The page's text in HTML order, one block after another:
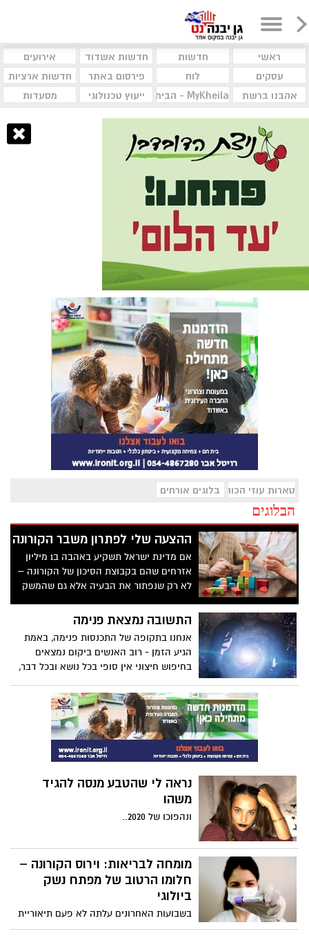
ראשי חדשות חדשות אשדוד
אירועים
עסקים
לוח פירסום באתר
חדשות ארציות
אהבנו ברשת
MyKheila - הבית לעסקים וקהילות ייעוץ טכנולוגי מסעדות
טארות עוזי הכוהן בלוגים אורחים
הבלוגים
ההצעה שלי לפתרון משבר הקורונה
אם מדינת ישראל תשקיע באהבה ב1 מיליון
אזרחים שהם בקבוצת הסיכון של הקורונה –
לא רק שנפתור את הבעיה אלא גם שהמשק
תעסוקה רבים וקבוצת הסיכון תזכה בהטבות
- התוכנית הכלכלית חברתית ליציאה
מהמשבר
התשובה נמצאת פנימה
אנחנו בתקופה של התכנסות פנימה, באמת
הגיע הזמן - רוב האנשים ביקום נמצאים
בחיפוש חיצוני אין סופי בכל נושא ובכל דבר,
פנימה. אז אם הם אצלו בפנים למה הוא לא
מוצא אותם? כי הוא מחפש בחוץ...
נראה לי שהטבע מנסה להגיד
משהו
ונהפוכו של 2020..
מומחה לבריאות: וירוס הקורונה –
חלומו הרטוב של מפתח נשק
ביולוגי
בשבועות האחרונים עלתה לא פעם תיאוריית
קונספירציה לפיה וירוס הקורונה יוצר למעשה